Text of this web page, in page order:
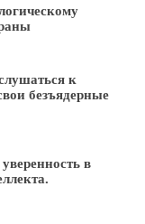
к
безъядерные
в